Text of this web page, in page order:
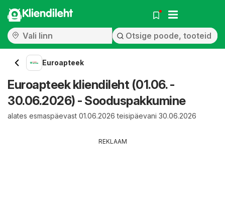
Kliendileht
Euroapteek
Euroapteek kliendileht (01.06. -
30.06.2026) - Sooduspakkumine
alates esmaspäevast 01.06.2026 teisipäevani 30.06.2026
REKLAAM